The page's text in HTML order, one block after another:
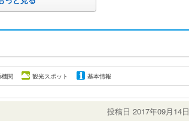
関 観光スポット 基本情報
投稿日 2017年09月14日